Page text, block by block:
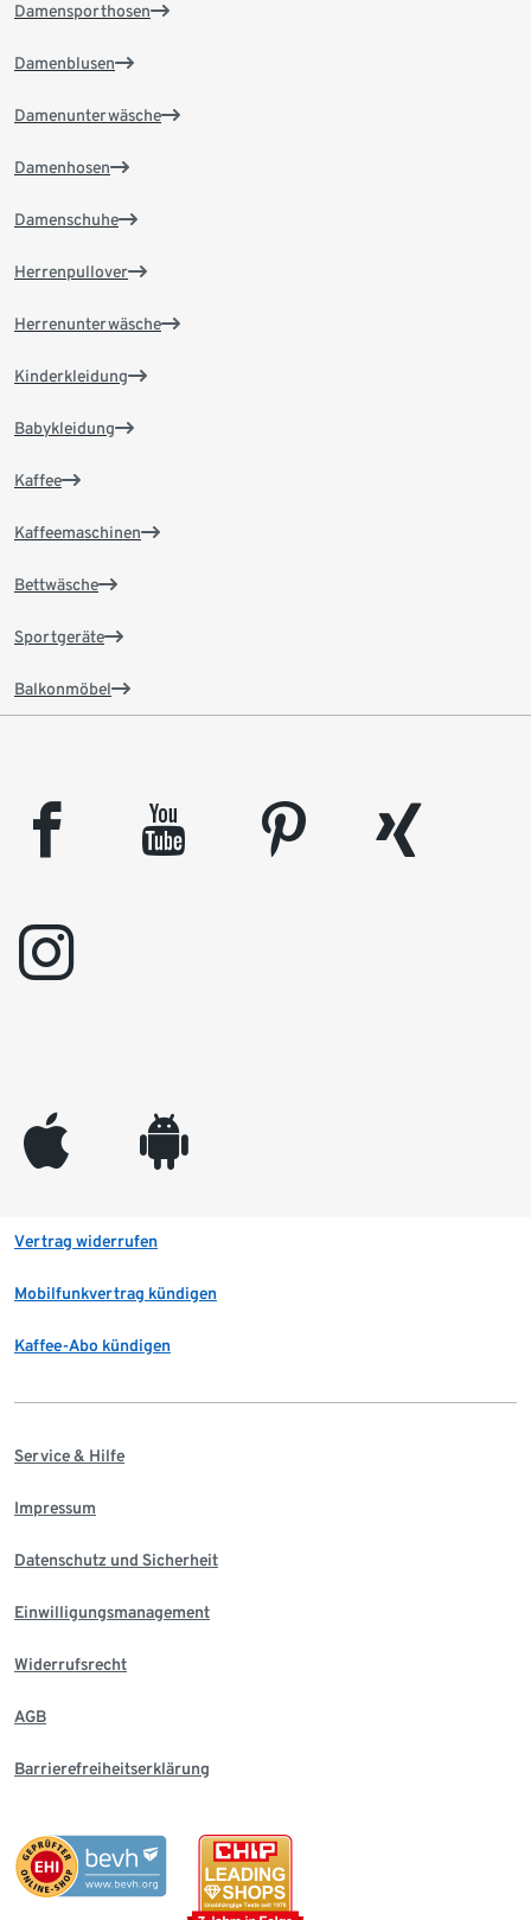
Damensporthosen
Damenblusen
Damenunterwäsche
Damenhosen
Damenschuhe
Herrenpullover
Herrenunterwäsche
Kinderkleidung
Babykleidung
Kaffee
Kaffeemaschinen
Bettwäsche
Sportgeräte
Balkonmöbel
facebook youtube pinterest
xing
instagram
appleinc android
Vertrag widerrufen
Mobilfunkvertrag kündigen
Kaffee-Abo kündigen
Service & Hilfe
Impressum
Datenschutz und Sicherheit
Einwilligungsmanagement
Widerrufsrecht
AGB
Barrierefreiheitserklärung